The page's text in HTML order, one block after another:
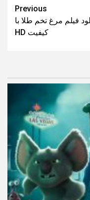
Previous
فیلم مرغ تخم طلا با
کیفیت HD